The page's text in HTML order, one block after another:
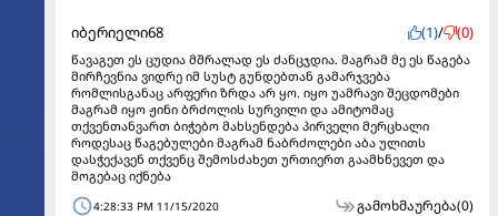
იბერიელი68 (1)/ (0)
წავაგეთ ეს ცუდია მშრალად ეს ძანცჯდია. მაგრამ მე ეს წაგება
მირჩევნია ვიდრე იმ სუსტ გუნდებთან გამარჯვება
რომლისგანაც არფერი ზრდა არ ყო. იყო უამრავი შეცდომები
მაგრამ იყო ჟინი ბრძოლის სურვილი და ამიტომაც
თქვენთანვართ ბიჭებო მახსენდება პირველი მერცხალი
როდესაც წაგებულები მაგრამ ნაბრძოლები აბა ულითს
დასჭექავენ თქვენც შემოსძახეთ ურთიერთ გაამხნევეთ და
მოგებაც იქნება
4:28:33 PM 11/15/2020 გამოხმაურება(0)